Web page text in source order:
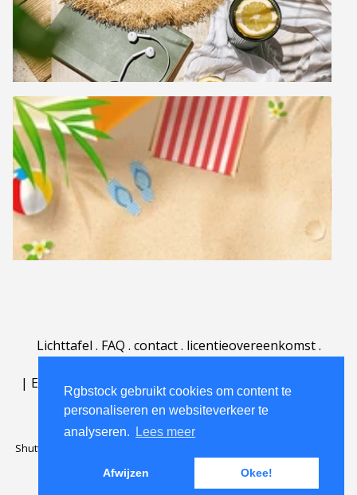
Rgbstock gebruikt cookies om content te
personaliseren en websiteverkeer te
analyseren.
Lees meer
Afwijzen Okee!
Lichttafel . FAQ . contact. licentieovereenkomst.
| English | Deutsch Español | Português
Nederlands|
Shutterstock official partner of Rgbstock
Rgbstock